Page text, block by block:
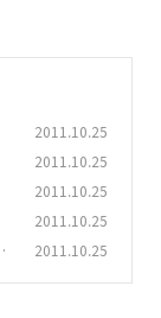
2011.10.25
2011.10.25
2011.10.25
2011.10.25
2011.10.25